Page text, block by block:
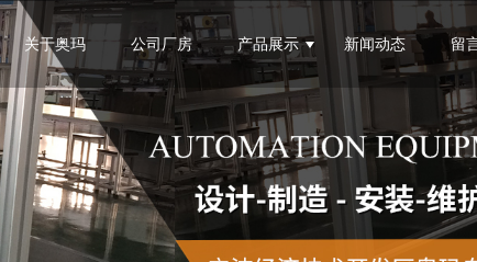
获得最佳浏览体验，推荐下载安装谷歌浏览器！
关于奥玛 公司厂房 产品展示 新闻动态 留